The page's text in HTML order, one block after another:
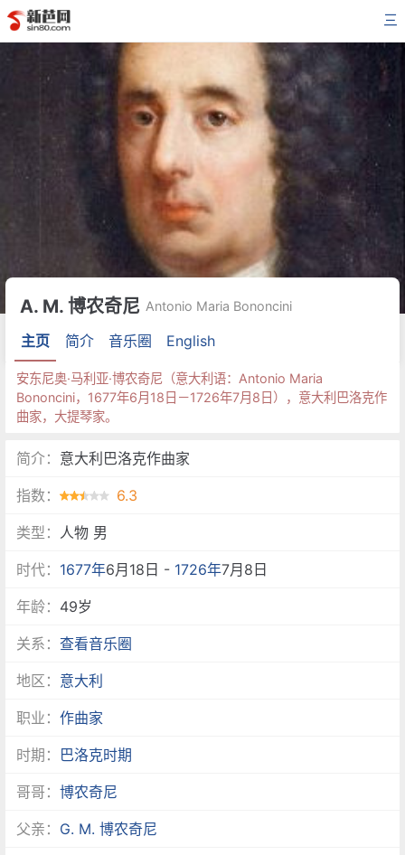
三
A. M. 博农奇尼 Antonio Maria Bononcini
主页 简介 音乐圈 English
安东尼奥·马利亚·博农奇尼（意大利语：Antonio Maria
Bononcini，1677年6月18日－1726年7月8日），意大利巴洛克作
曲家，大提琴家。
简介： 意大利巴洛克作曲家
指数： 6.3
类型： 人物 男
时代： 1677年6月18日 - 1726年7月8日
年龄： 49岁
关系：查看音乐圈
地区： 意大利
职业：作曲家
时期： 巴洛克时期
哥哥：博农奇尼
父亲： G. M. 博农奇尼